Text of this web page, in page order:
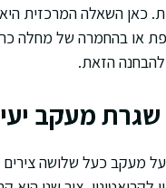
כאן השאלה המרכזית
או בהחמרה של מחלה
להבחנה הזאת.
שגרת מעקב
מעקב כעל שלושה